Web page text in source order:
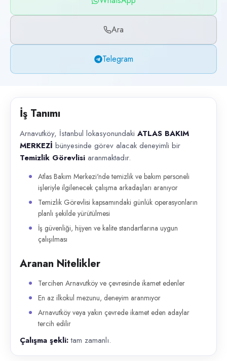
WhatsApp, Telegram, Telefon
İlan açıklaması
Arnavutköy, İstanbul lokasyonundaki ATLAS BAKIM MERKEZİ
Ara
Telegram
İş Tanımı
Arnavutköy, İstanbul lokasyonundaki ATLAS BAKIM
MERKEZİ bünyesinde görev alacak deneyimli bir
Temizlik Görevlisi aranmaktadır.
Atlas Bakım Merkezi'nde temizlik ve bakım personeli
işleriyle ilgilenecek çalışma arkadaşları aranıyor
Temizlik Görevlisi kapsamındaki günlük operasyonların
planlı şekilde yürütülmesi
İş güvenliği, hijyen ve kalite standartlarına uygun
çalışılması
Aranan Nitelikler
Tercihen Arnavutköy ve çevresinde ikamet edenler
En az ilkokul mezunu, deneyim aranmıyor
Arnavutköy veya yakın çevrede ikamet eden adaylar
tercih edilir
Çalışma şekli:tam zamanlı.